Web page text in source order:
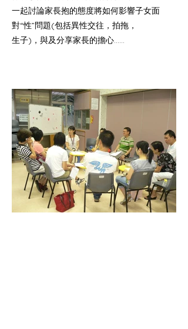
一起討論家長抱的態度將如何影響子女面
對“性”問題(包括異性交往，拍拖，
生子)，與及分享家長的擔心……